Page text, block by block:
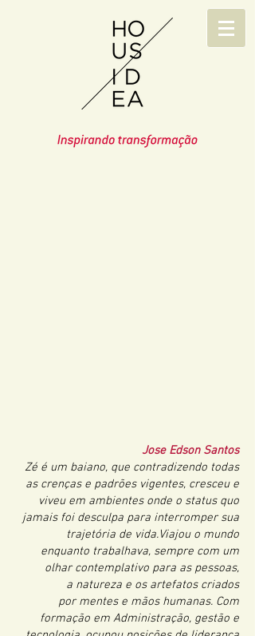
Jose Edson Santos
Zé é um baiano, que contradizendo todas
as crenças e padrões vigentes, cresceu e
viveu em ambientes onde o status quo
jamais foi desculpa para interromper sua
trajetória de vida.Viajou o mundo
enquanto trabalhava, sempre com um
olhar contemplativo para as pessoas,
a natureza e os artefatos criados
por mentes e mãos humanas. Com
formação em Administração, gestão e